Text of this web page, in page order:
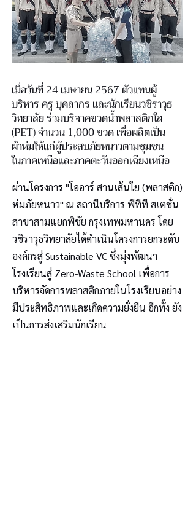
เมื่อวันที่ 24 เมษายน 2567 ตัวแทนผู้
บริหาร ครู บุคลากร และนักเรียนวชิราวุธ
วิทยาลัย ร่วมบริจาคขวดน้ำพลาสติกใส
(PET) จำนวน 1,000 ขวด เพื่อผลิตเป็น
ผ้าห่มให้แก่ผู้ประสบภัยหนาวตามชุมชน
ในภาคเหนือและภาคตะวันออกเฉียงเหนือ
ผ่านโครงการ "โออาร์ สานเส้นใย (พลาสติก)
ห่มภัยหนาว" ณ สถานีบริการ พีทีที สเตชั่น
สาขาสามแยกพิชัย กรุงเทพมหานคร โดย
วชิราวุธวิทยาลัยได้ดำเนินโครงการยกระดับ
องค์กรสู่ Sustainable VC ซึ่งมุ่งพัฒนา
โรงเรียนสู่ Zero-Waste School เพื่อการ
บริหารจัดการพลาสติกภายในโรงเรียนอย่าง
มีประสิทธิภาพและเกิดความยั่งยืน อีกทั้ง ยัง
เป็นการส่งเสริมนักเรียน